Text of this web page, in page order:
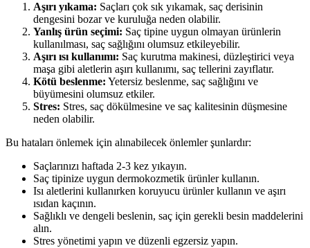
Aşırı yıkama: Saçları çok sık yıkamak, saç derisinin
dengesini bozar ve kuruluğa neden olabilir.
Yanlış ürün seçimi: Saç tipine uygun olmayan ürünlerin
kullanılması, saç sağlığını olumsuz etkileyebilir.
Aşırı ısı kullanımı: Saç kurutma makinesi, düzleştirici veya
maşa gibi aletlerin aşırı kullanımı, saç tellerini zayıflatır.
Kötü beslenme: Yetersiz beslenme, saç sağlığını ve
büyümesini olumsuz etkiler.
Stres: Stres, saç dökülmesine ve saç kalitesinin düşmesine
neden olabilir.
Bu hataları önlemek için alınabilecek önlemler şunlardır:
Saçlarınızı haftada 2-3 kez yıkayın.
Saç tipinize uygun dermokozmetik ürünler kullanın.
Isı aletlerini kullanırken koruyucu ürünler kullanın ve aşırı
ısıdan kaçının.
Sağlıklı ve dengeli beslenin, saç için gerekli besin maddelerini
alın.
Stres yönetimi yapın ve düzenli egzersiz yapın.